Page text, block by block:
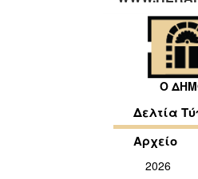
Ο
Δελτία
Αρχείο
2026